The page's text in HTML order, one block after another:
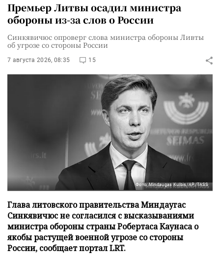
Премьер Литвы осадил министра
обороны из-за слов о России
Синкявичюс опроверг слова министра обороны Ливты
об угрозе со стороны России
7 августа 2026, 08:35 15
Фото: Mindaugas Kulbis/AP/TASS
Глава литовского правительства Миндаугас
Синкявичюс не согласился с высказываниями
министра обороны страны Робертаса Каунаса о
якобы растущей военной угрозе со стороны
России, сообщает портал LRT.